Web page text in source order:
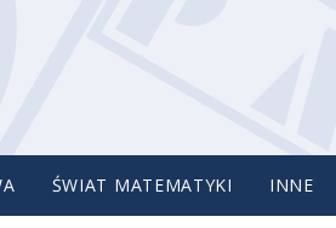
ŚWIAT MATEMATYKI INNE